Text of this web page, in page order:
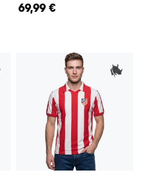
69,99 €